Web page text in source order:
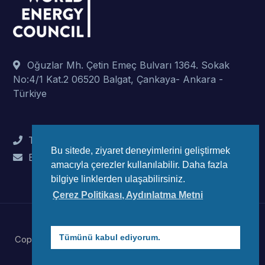
Oğuzlar Mh. Çetin Emeç Bulvarı 1364. Sokak
No:4/1 Kat.2 06520 Balgat, Çankaya- Ankara -
Türkiye
Tel : +90 (312) 442 82 78
E-Mail : info@wec-turkiye.org.tr
Copyright © 2023 Dünya Enerji Konseyi Türk Millli Komitesi
Bu sitede, ziyaret deneyimlerini geliştirmek
amacıyla çerezler kullanılabilir. Daha fazla
bilgiye linklerden ulaşabilirsiniz.
Çerez Politikası, Aydınlatma Metni
Tümünü kabul ediyorum.